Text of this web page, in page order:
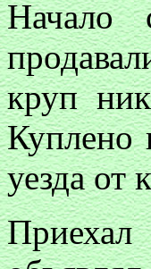
Начало
круп
Куплено
уезда от
Приехал